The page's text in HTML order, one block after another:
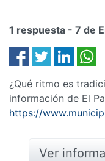
1 respuesta - 7 de
¿Qué ritmo es
información de El
https://
Ver